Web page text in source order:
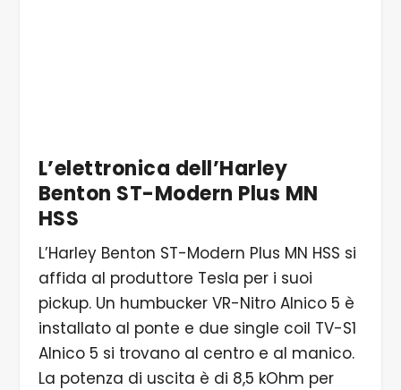
L’elettronica dell’Harley
Benton ST-Modern Plus MN
HSS
L’Harley Benton ST-Modern Plus MN HSS si
affida al produttore Tesla per i suoi
pickup. Un humbucker VR-Nitro Alnico 5 è
installato al ponte e due single coil TV-S1
Alnico 5 si trovano al centro e al manico.
La potenza di uscita è di 8,5 kOhm per